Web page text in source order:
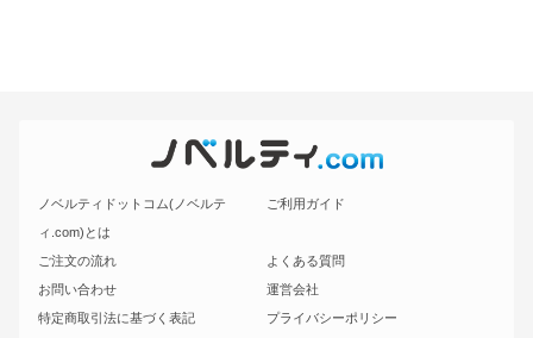
ノベルティドットコム(ノベルテ
ィ.com)とは
ご利用ガイド
ご注文の流れ
よくある質問
お問い合わせ
運営会社
特定商取引法に基づく表記
プライバシーポリシー